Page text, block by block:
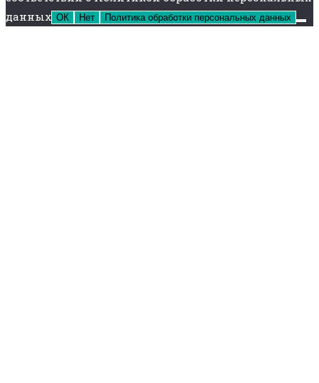
данных ОК Нет Политика обработки персональных данных